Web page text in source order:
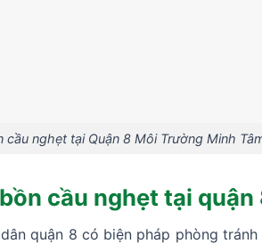
cầu nghẹt tại Quận 8 Môi Trường Minh
cầu nghẹt tại quận
quận 8 có biện pháp phòng